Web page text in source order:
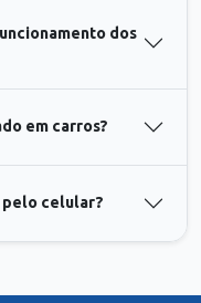
dos
em carros?
pelo celular?